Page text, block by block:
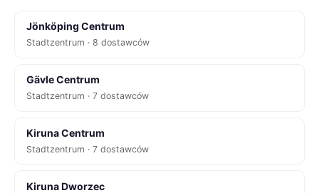
Jönköping Centrum
Stadtzentrum · 8 dostawców
Gävle Centrum
Stadtzentrum · 7 dostawców
Kiruna Centrum
Stadtzentrum · 7 dostawców
Kiruna Dworzec